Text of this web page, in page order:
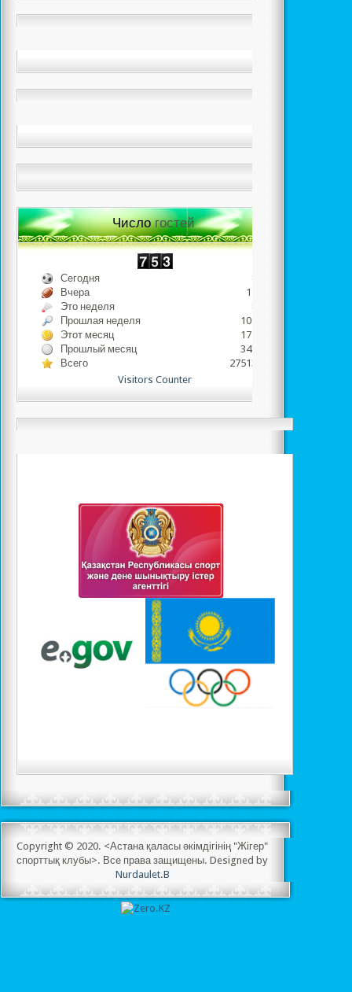
Числогостей
Сегодня
833
Вчера
1778
Это неделя
833
Прошлая неделя
10980
Этот месяц
17766
Прошлый месяц
34343
Всего
2751384
Visitors Counter
Copyright © 2020. <Астана қаласы әкімдігінің "Жігер"
спорттық клубы>. Все права защищены. Designed by
Nurdaulet.B